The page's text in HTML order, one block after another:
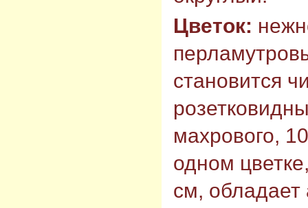
Цветок:
становится
махрового,
одном
см,